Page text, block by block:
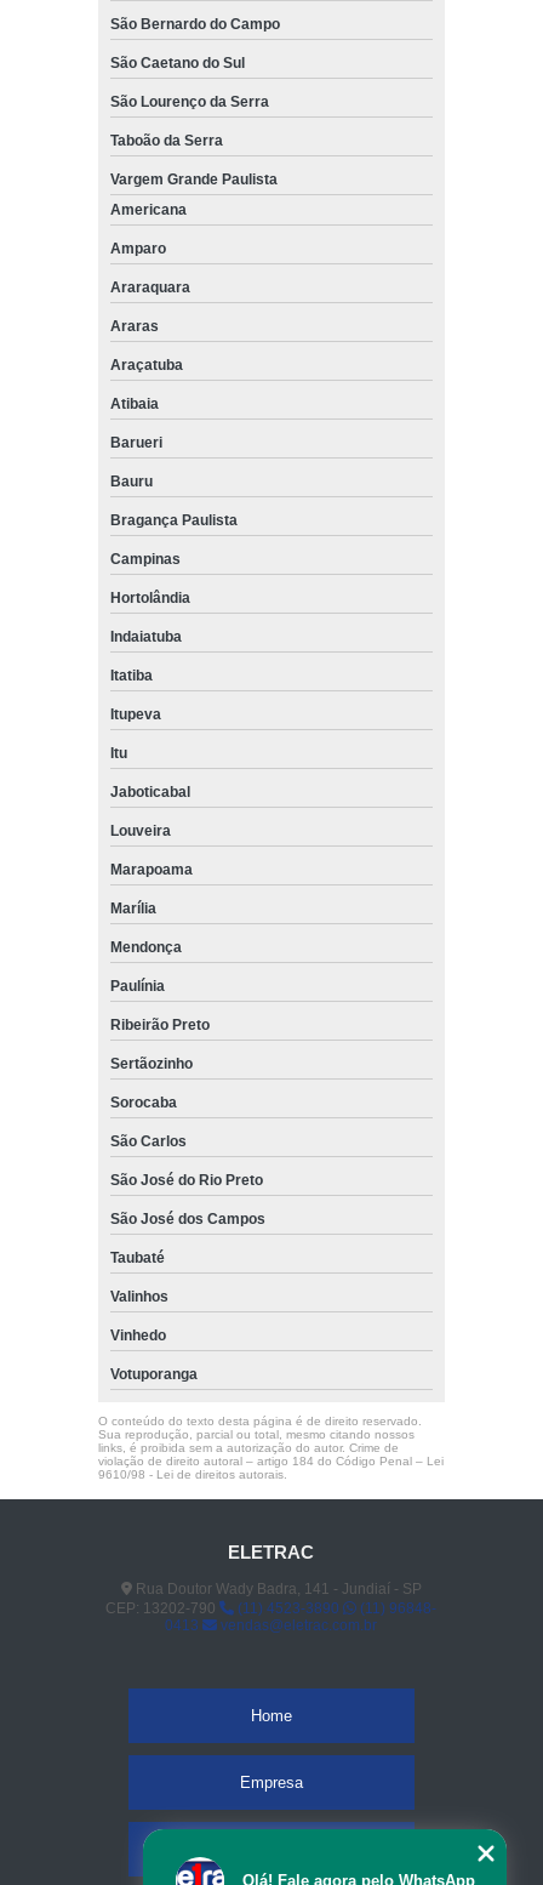
São Bernardo do Campo
São Caetano do Sul
São Lourenço da Serra
Taboão da Serra
Vargem Grande Paulista
Americana
Amparo
Araraquara
Araras
Araçatuba
Atibaia
Barueri
Bauru
Bragança Paulista
Campinas
Hortolândia
Indaiatuba
Itatiba
Itupeva
Itu
Jaboticabal
Louveira
Marapoama
Marília
Mendonça
Paulínia
Ribeirão Preto
Sertãozinho
Sorocaba
São Carlos
São José do Rio Preto
São José dos Campos
Taubaté
Valinhos
Vinhedo
Votuporanga
O conteúdo do texto desta página é de direito reservado.
Sua reprodução, parcial ou total, mesmo citando nossos
links, é proibida sem a autorização do autor. Crime de
violação de direito autoral – artigo 184 do Código Penal – Lei
9610/98 - Lei de direitos autorais.
ELETRAC
Rua Doutor Wady Badra, 141 - Jundiaí - SP
CEP: 13202-790
(11) 4523-3890
(11) 96848-
0413
vendas@eletrac.com.br
Home
Empresa
Olá! Fale agora pelo WhatsApp